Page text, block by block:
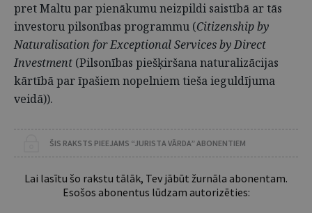
pret Maltu par pienākumu neizpildi saistībā ar tās
investoru pilsonības programmu (Citizen­ship by
Naturalisation for Exceptional Services by Direct
Investment (Pilsonības piešķiršana naturalizācijas
kārtībā par īpašiem nopelniem tieša ieguldījuma
veidā)).
ŠIS RAKSTS PIEEJAMS “JURISTA VĀRDA” ABONENTIEM
Lai lasītu šo rakstu tālāk, Tev jābūt žurnāla abonentam.
Esošos abonentus lūdzam autorizēties: